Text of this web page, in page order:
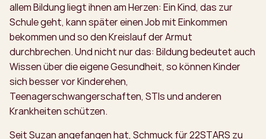
allem Bildung liegt ihnen am Herzen: Ein Kind, das zur
Schule geht, kann später einen Job mit Einkommen
bekommen und so den Kreislauf der Armut
durchbrechen. Und nicht nur das: Bildung bedeutet auch
Wissen über die eigene Gesundheit, so können Kinder
sich besser vor Kinderehen,
Teenagerschwangerschaften, STIs und anderen
Krankheiten schützen.
Seit Suzan angefangen hat, Schmuck für 22STARS zu